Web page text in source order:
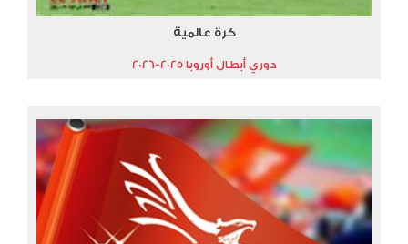
كرة عالمية
دوري أبطال أوروبا 2025-2026